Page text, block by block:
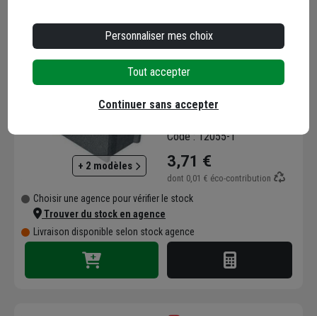
+ 2 modèles
Bloc béton plein Caddac
MM - B80
Code : 12055-1
3,71 €
dont 0,01 € éco-contribution
Choisir une agence pour vérifier le stock
Trouver du stock en agence
Livraison disponible selon stock agence
Personnaliser mes choix
Tout accepter
Continuer sans accepter